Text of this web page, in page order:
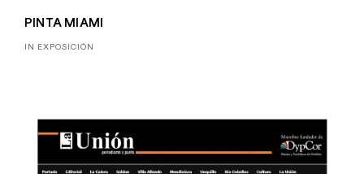
PINTA MIAMI
IN EXPOSICIÓN